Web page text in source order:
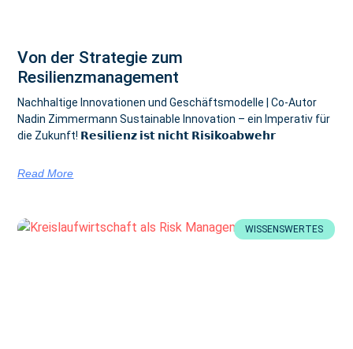
Von der Strategie zum
Resilienzmanagement
Nachhaltige Innovationen und Geschäftsmodelle | Co-Autor
Nadin Zimmermann Sustainable Innovation – ein Imperativ für
die Zukunft! 𝗥𝗲𝘀𝗶𝗹𝗶𝗲𝗻𝘇 𝗶𝘀𝘁 𝗻𝗶𝗰𝗵𝘁 𝗥𝗶𝘀𝗶𝗸𝗼𝗮𝗯𝘄𝗲𝗵𝗿
Read More
WISSENSWERTES